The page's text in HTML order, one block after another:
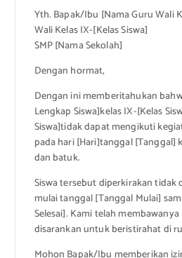
Yth. Bapak/Ibu [Nama Guru Wali
Wali Kelas IX-[Kelas Siswa]
SMP [Nama Sekolah]
Dengan hormat,
Dengan ini memberitahukan
Lengkap Siswa]kelas IX-[Kelas
Siswa]tidak dapat mengikuti
pada hari [Hari]tanggal [Tanggal]
dan batuk.
Siswa tersebut diperkirakan tidak
mulai tanggal [Tanggal Mulai]
Selesai]. Kami telah
disarankan untuk beristirahat di